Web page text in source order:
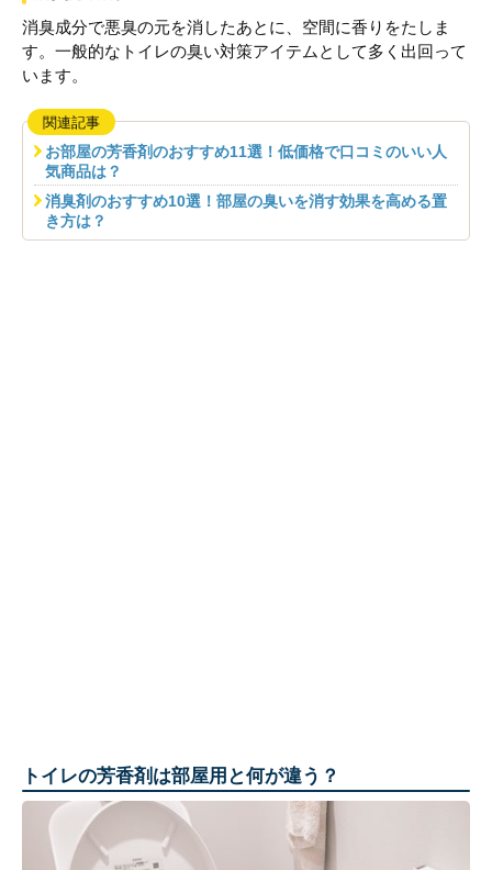
消臭成分で悪臭の元を消したあとに、空間に香りをたしま
す。一般的なトイレの臭い対策アイテムとして多く出回って
います。
関連記事
お部屋の芳香剤のおすすめ11選！低価格で口コミのいい人
気商品は？
消臭剤のおすすめ10選！部屋の臭いを消す効果を高める置
き方は？
トイレの芳香剤は部屋用と何が違う？